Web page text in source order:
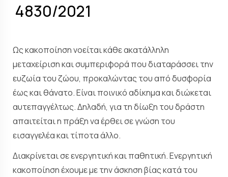
4830/2021
Ως κακοποίηση νοείται κάθε ακατάλληλη
μεταχείριση και συμπεριφορά που διαταράσσει την
ευζωία του ζώου, προκαλώντας του από δυσφορία
έως και θάνατο. Είναι ποινικό αδίκημα και διώκεται
αυτεπαγγέλτως. Δηλαδή, για τη δίωξη του δράστη
απαιτείται η πράξη να έρθει σε γνώση του
εισαγγελέα και τίποτα άλλο.
Διακρίνεται σε ενεργητική και παθητική. Ενεργητική
κακοποίηση έχουμε με την άσκηση βίας κατά του